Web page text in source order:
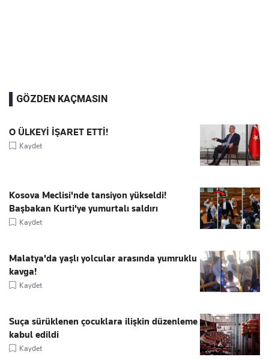
GÖZDEN KAÇMASIN
O ÜLKEYİ İŞARET ETTİ!
Kaydet
Kosova Meclisi'nde tansiyon yükseldi!
Başbakan Kurti'ye yumurtalı saldırı
Kaydet
Malatya'da yaşlı yolcular arasında yumruklu
kavga!
Kaydet
Suça sürüklenen çocuklara ilişkin düzenleme
kabul edildi
Kaydet